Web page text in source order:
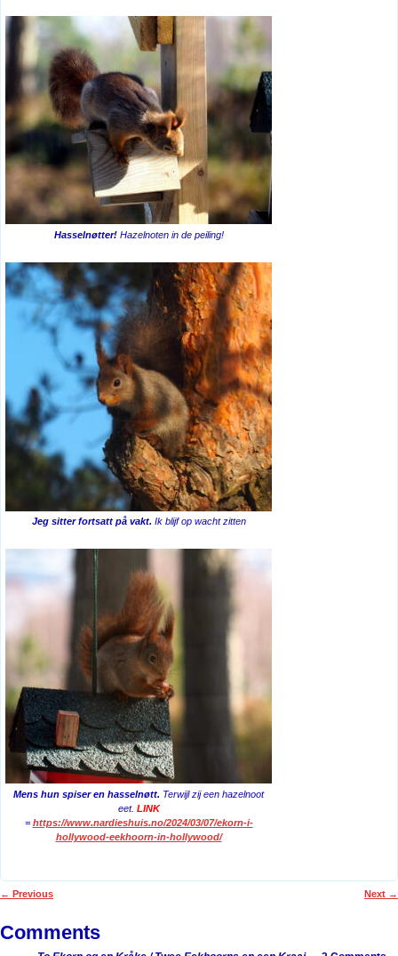
Hasselnøtter!Hazelnoten in de peiling!
Jeg sitter fortsatt på vakt. Ik blijf op wacht zitten
Mens hun spiser en hasselnøtt. Terwijl zij een hazelnoot
eet. LINK
= https://www.nardieshuis.no/2024/03/07/ekorn-i-
hollywood-eekhoorn-in-hollywood/
← Previous Next →
Comments